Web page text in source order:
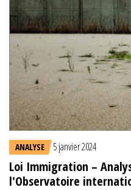
ANALYSE 5 janvier 2024
Loi Immigration –
l'Observatoire